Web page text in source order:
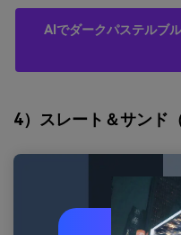
AIでダークパステルブ
4）スレート＆サンド